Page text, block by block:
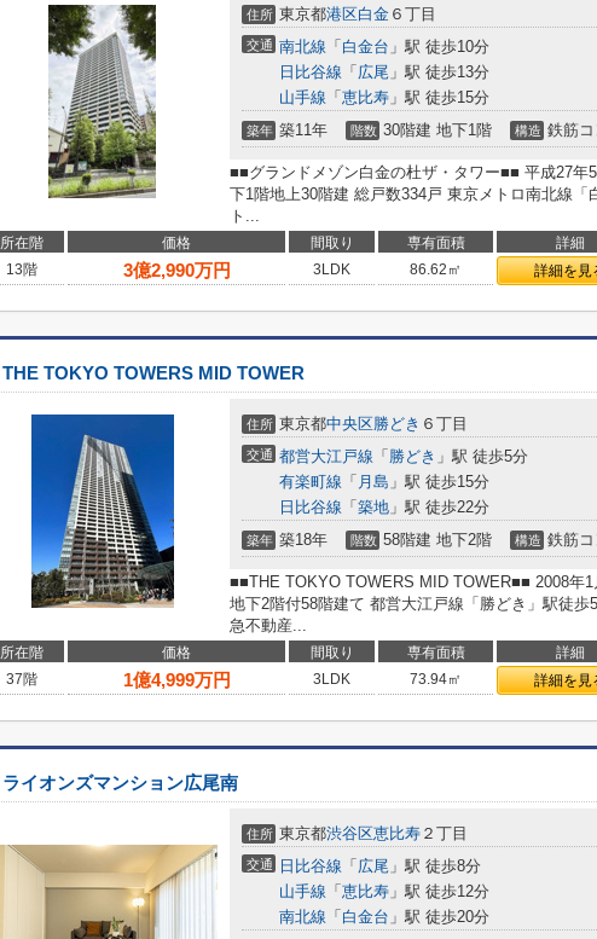
住所 東京都港区白金 ６丁目
交通 南北線 「 白金台 」駅 徒歩10分
日比谷線 「 広尾 」駅 徒歩13分
山手線 「 恵比寿 」駅 徒歩15分
築年 築11年 階数 30階建 地下1階 構造 鉄筋コ
■■グランドメゾン白金の杜ザ・タワー■■ 平成27年
下1階地上30階建 総戸数334戸 東京メトロ南北線「
ト...
所在階 価格 間取り 専有面積 詳細
13階
3億2,990万円 3LDK 86.62㎡ 詳細を見
THE TOKYO TOWERS MID TOWER
住所 東京都中央区勝どき ６丁目
交通 都営大江戸線 「 勝どき 」駅 徒歩5分
有楽町線 「 月島 」駅 徒歩15分
日比谷線 「 築地 」駅 徒歩22分
築年 築18年 階数 58階建 地下2階 構造 鉄筋コ
■■THE TOKYO TOWERS MID TOWER■■ 2008年
地下2階付58階建て 都営大江戸線「勝どき」駅徒歩
急不動産...
所在階 価格 間取り 専有面積 詳細
37階
1億4,999万円 3LDK 73.94㎡ 詳細を見
ライオンズマンション広尾南
住所 東京都渋谷区恵比寿 ２丁目
交通 日比谷線 「 広尾 」駅 徒歩8分
山手線 「 恵比寿 」駅 徒歩12分
南北線 「 白金台 」駅 徒歩20分